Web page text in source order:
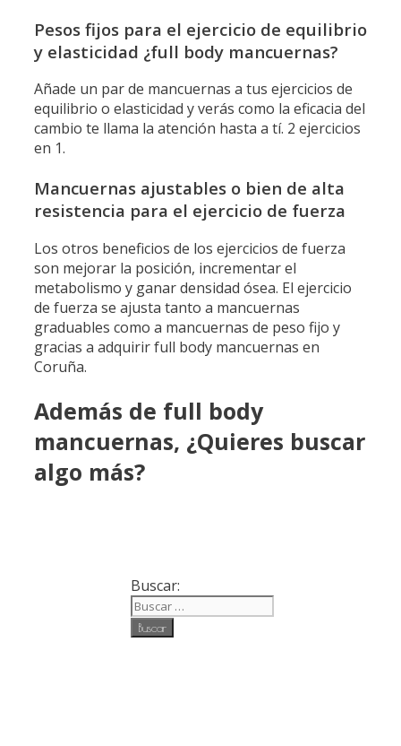
Pesos fijos para el ejercicio de equilibrio
y elasticidad ¿full body mancuernas?
Añade un par de mancuernas a tus ejercicios de
equilibrio o elasticidad y verás como la eficacia del
cambio te llama la atención hasta a tí. 2 ejercicios
en 1.
Mancuernas ajustables o bien de alta
resistencia para el ejercicio de fuerza
Los otros beneficios de los ejercicios de fuerza
son mejorar la posición, incrementar el
metabolismo y ganar densidad ósea. El ejercicio
de fuerza se ajusta tanto a mancuernas
graduables como a mancuernas de peso fijo y
gracias a adquirir full body mancuernas en
Coruña.
Además de full body
mancuernas, ¿Quieres buscar
algo más?
Buscar: